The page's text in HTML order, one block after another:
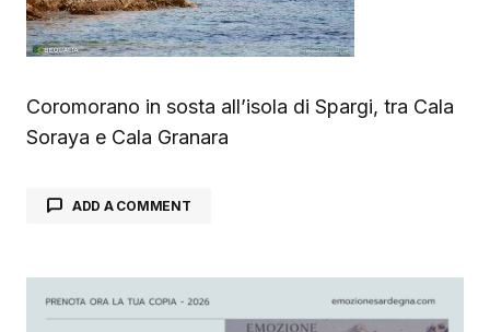
Coromorano in sosta all’isola di Spargi, tra Cala
Soraya e Cala Granara
ADD A COMMENT
Il tuo indirizzo email non sarà pubblicato. I
campi obbligatori sono contrassegnati*